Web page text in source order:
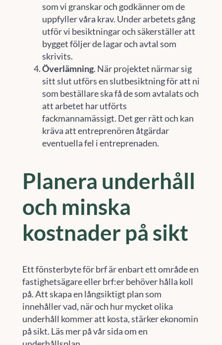
som vi granskar och godkänner om de
uppfyller våra krav. Under arbetets gång
utför vi besiktningar och säkerställer att
bygget följer de lagar och avtal som
skrivits.
Överlämning. När projektet närmar sig
sitt slut utförs en slutbesiktning för att ni
som beställare ska få de som avtalats och
att arbetet har utförts
fackmannamässigt. Det ger rätt och kan
kräva att entreprenören åtgärdar
eventuella fel i entreprenaden.
Planera underhåll
och minska
kostnader på sikt
Ett fönsterbyte för brf är enbart ett område en
fastighetsägare eller brf:er behöver hålla koll
på. Att skapa en långsiktigt plan som
innehåller vad, när och hur mycket olika
underhåll kommer att kosta, stärker ekonomin
på sikt. Läs mer på vår sida om en